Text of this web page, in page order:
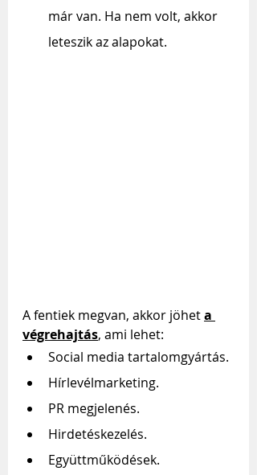
már van. Ha nem volt, akkor
leteszik az alapokat.
A fentiek megvan, akkor jöhet a
végrehajtás, ami lehet:
Social media tartalomgyártás.
Hírlevélmarketing.
PR megjelenés.
Hirdetéskezelés.
Együttműködések.